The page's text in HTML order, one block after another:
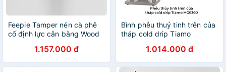
Feepie Tamper nén cà phê
cố định lực cân bằng Wood
1.157.000 đ
Bình phễu thuỷ tinh trên của
tháp cold drip Tiamo
1.014.000 đ